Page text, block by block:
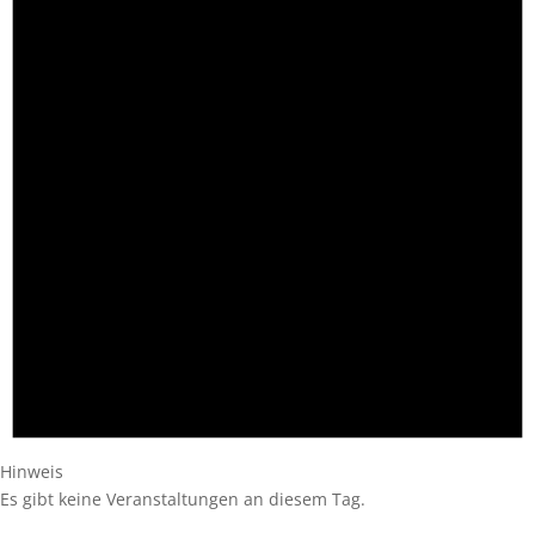
Hinweis
Es gibt keine Veranstaltungen an diesem Tag.